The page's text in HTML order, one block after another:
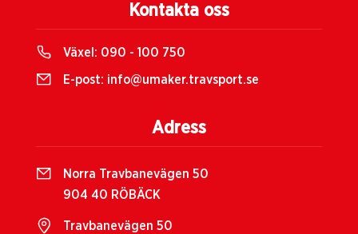
Kontakta oss
Växel: 090 - 100 750
E-post: info@umaker.travsport.se
Adress
Norra Travbanevägen 50
904 40 RÖBÄCK
Travbanevägen 50